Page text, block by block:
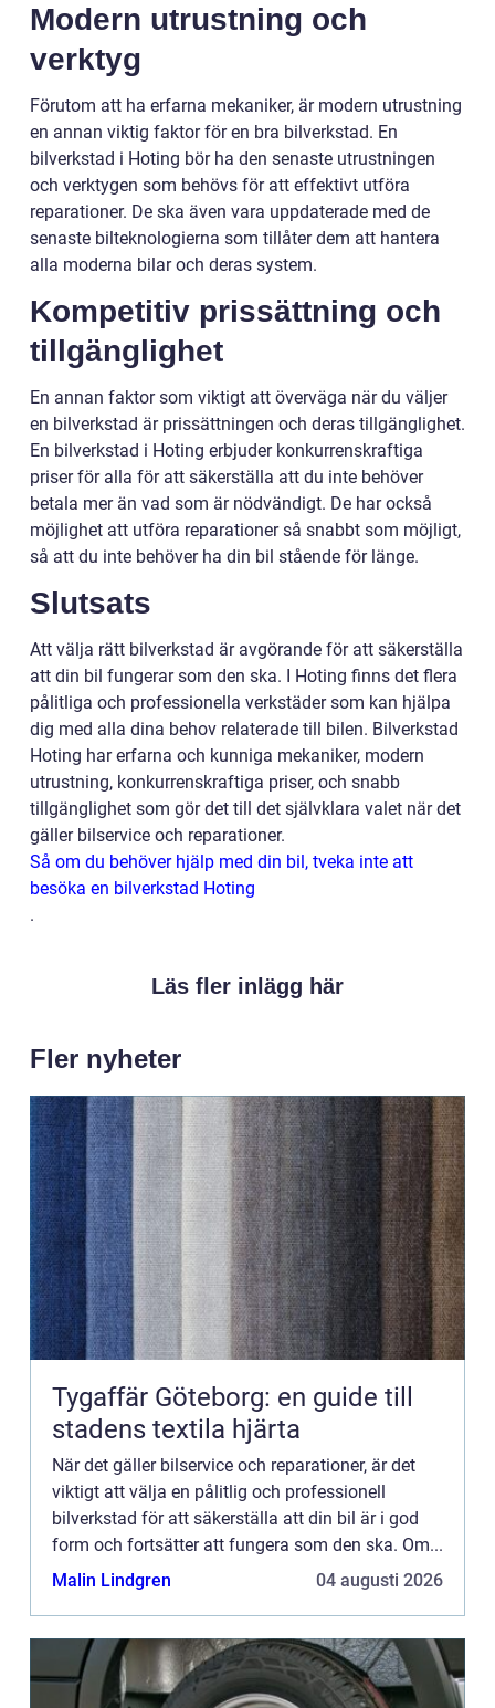
Modern utrustning och
verktyg
Förutom att ha erfarna mekaniker, är modern utrustning
en annan viktig faktor för en bra bilverkstad. En
bilverkstad i Hoting bör ha den senaste utrustningen
och verktygen som behövs för att effektivt utföra
reparationer. De ska även vara uppdaterade med de
senaste bilteknologierna som tillåter dem att hantera
alla moderna bilar och deras system.
Kompetitiv prissättning och
tillgänglighet
En annan faktor som viktigt att överväga när du väljer
en bilverkstad är prissättningen och deras tillgänglighet.
En bilverkstad i Hoting erbjuder konkurrenskraftiga
priser för alla för att säkerställa att du inte behöver
betala mer än vad som är nödvändigt. De har också
möjlighet att utföra reparationer så snabbt som möjligt,
så att du inte behöver ha din bil stående för länge.
Slutsats
Att välja rätt bilverkstad är avgörande för att säkerställa
att din bil fungerar som den ska. I Hoting finns det flera
pålitliga och professionella verkstäder som kan hjälpa
dig med alla dina behov relaterade till bilen. Bilverkstad
Hoting har erfarna och kunniga mekaniker, modern
utrustning, konkurrenskraftiga priser, och snabb
tillgänglighet som gör det till det självklara valet när det
gäller bilservice och reparationer.
Så om du behöver hjälp med din bil, tveka inte att
besöka en bilverkstad Hoting
.
Läs fler inlägg här
Fler nyheter
Tygaffär Göteborg: en guide till
stadens textila hjärta
När det gäller bilservice och reparationer, är det
viktigt att välja en pålitlig och professionell
bilverkstad för att säkerställa att din bil är i god
form och fortsätter att fungera som den ska. Om...
Malin Lindgren
04 augusti 2026